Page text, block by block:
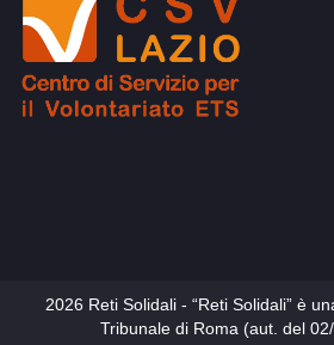
2026 Reti Solidali - “Reti Solidali” è
Tribunale di Roma (aut. del